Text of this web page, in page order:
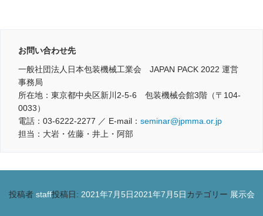
お問い合わせ先
一般社団法人日本包装機械工業会 JAPAN PACK 2022 運営
事務局
所在地：東京都中央区新川2-5-6 包装機械会館3階（〒104-
0033）
電話：03-6222-2277 ／ E-mail： seminar@jpmma.or.jp
担当：大岩・佐藤・井上・阿部
投稿者 staff投稿日: 2021年7月5日2021年7月5日 カテゴリー 展示会